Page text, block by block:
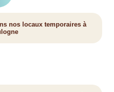
nos locaux temporaires à